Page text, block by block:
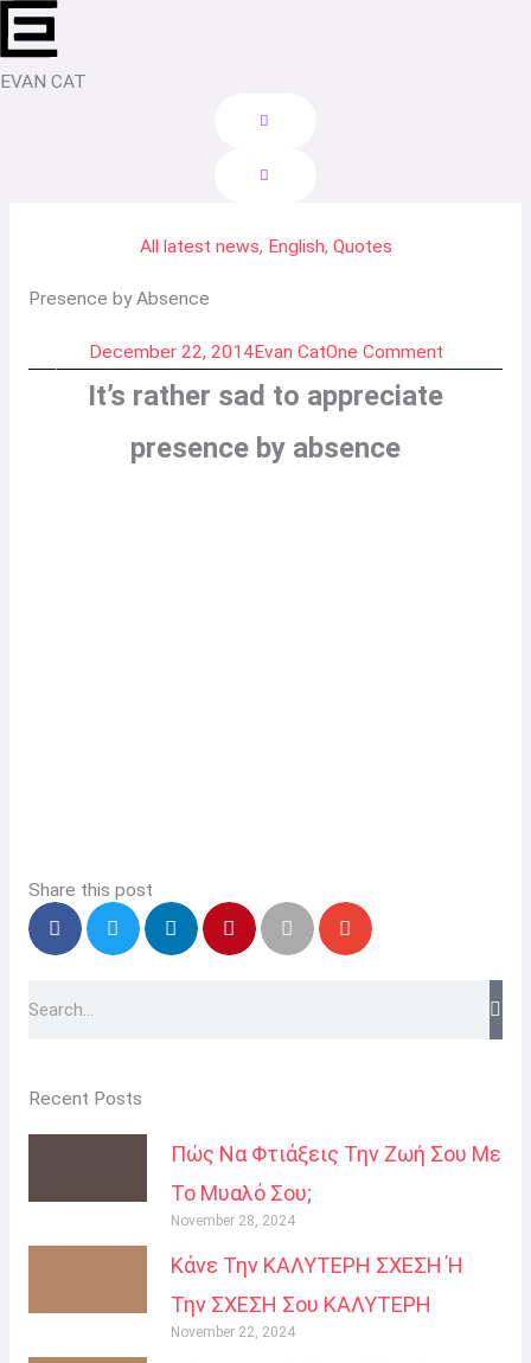
Skip
to
content
EVAN CAT
All latest news, English, Quotes
Presence by Absence
December 22, 2014Evan CatOne Comment
It’s rather sad to appreciate
presence by absence
Share this post
Recent Posts
Πώς Να Φτιάξεις Την Ζωή Σου Με
Το Μυαλό Σου;
November 28, 2024
Κάνε Την ΚΑΛΥΤΕΡΗ ΣΧΕΣΗ Ή
Την ΣΧΕΣΗ Σου ΚΑΛΥΤΕΡΗ
November 22, 2024